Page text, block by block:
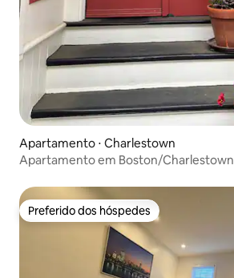
Apartamento ⋅ Charlestown
Apartamento em Boston/Charlestown
Preferido dos hóspedes
Preferido dos hóspedes